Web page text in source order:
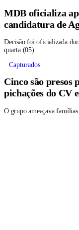
MDB oficializa
candidatura de
Decisão foi oficializada
quarta (05)
Capturados
Cinco são presos
pichações do CV
O grupo ameaçava famílias